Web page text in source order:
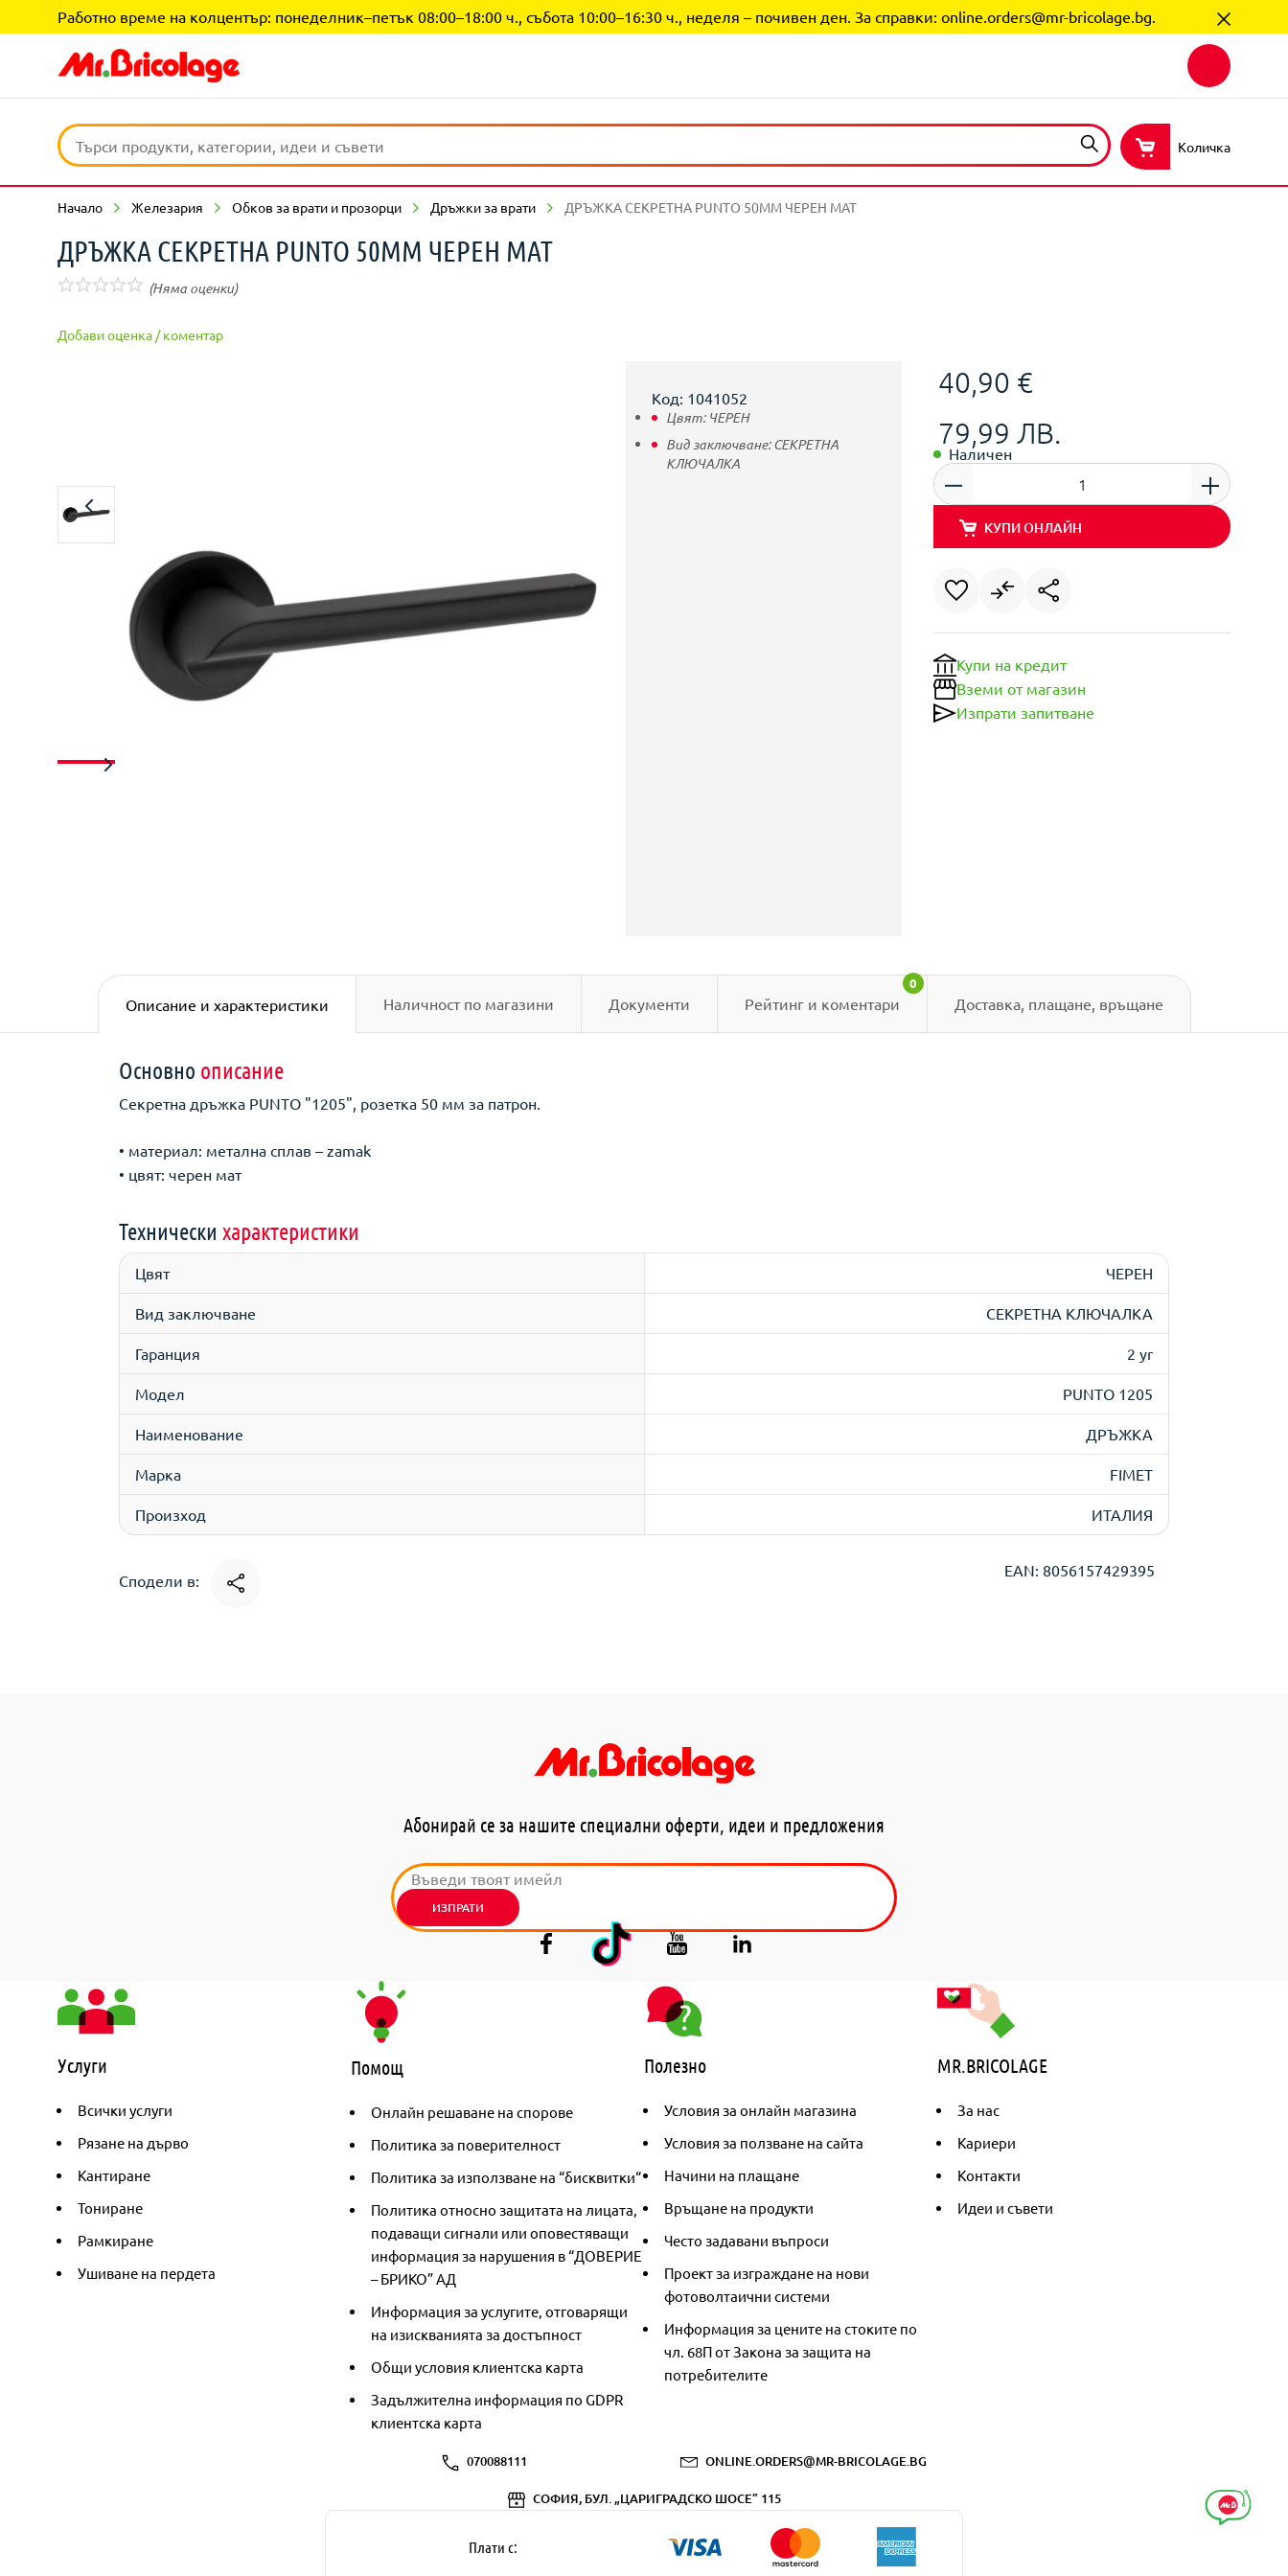
Работно време на колцентър: понеделник–петък 08:00–18:00 ч., събота 10:00–16:30 ч., неделя – почивен ден. За справки: online.orders@mr-bricolage.bg.
Количка
Начало Железария Обков за врати и прозорци Дръжки за врати ДРЪЖКА СЕКРЕТНА PUNTO 50MM ЧЕРЕН МАТ
ДРЪЖКА СЕКРЕТНА PUNTO 50MM ЧЕРЕН МАТ
(Няма оценки)
Добави оценка / коментар
40,90 €
79,99 ЛВ.
Наличен
КУПИ ОНЛАЙН
Купи на кредит
Вземи от магазин
Изпрати запитване
Код: 1041052
Цвят: ЧЕРЕН
Вид заключване:СЕКРЕТНА
КЛЮЧАЛКА
Описание и характеристики Наличност по магазини Документи Рейтинг и коментари
0
Доставка, плащане, връщане
Основно описание
Секретна дръжка PUNTO "1205", розетка 50 мм за патрон.
• материал: метална сплав – zamak
• цвят: черен мат
Технически характеристики
Цвят ЧЕРЕН
Вид заключване СЕКРЕТНА КЛЮЧАЛКА
Гаранция 2 yr
Модел PUNTO 1205
Наименование ДРЪЖКА
Марка FIMET
Произход ИТАЛИЯ
Сподели в:
EAN: 8056157429395
Абонирай се за нашите специални оферти, идеи и предложения
ИЗПРАТИ
Услуги
Всички услуги
Рязане на дърво
Кантиране
Тониране
Рамкиране
Ушиване на пердета
Помощ
Онлайн решаване на спорове
Политика за поверителност
Политика за използване на “бисквитки“
Политика относно защитата на лицата,
подаващи сигнали или оповестяващи
информация за нарушения в “ДОВЕРИЕ
– БРИКО” АД
Информация за услугите, отговарящи
на изискванията за достъпност
Общи условия клиентска карта
Задължителна информация по GDPR
клиентска карта
Полезно
Условия за онлайн магазина
Условия за ползване на сайта
Начини на плащане
Връщане на продукти
Често задавани въпроси
Проект за изграждане на нови
фотоволтаични системи
Информация за цените на стоките по
чл. 68П от Закона за защита на
потребителите
MR.BRICOLAGE
За нас
Кариери
Контакти
Идеи и съвети
070088111 ONLINE.ORDERS@MR-BRICOLAGE.BG
СОФИЯ, БУЛ. „ЦАРИГРАДСКО ШОСЕ” 115
Плати с: